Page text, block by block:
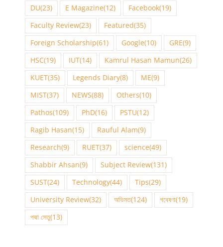
DU(23) E Magazine(12) Facebook(19)
Faculty Review(23) Featured(35)
Foreign Scholarship(61) Google(10) GRE(9)
HSC(19) IUT(14) Kamrul Hasan Mamun(26)
KUET(35) Legends Diary(8) ME(9)
MIST(37) NEWS(88) Others(10)
Pathos(109) PhD(16) PSTU(12)
Ragib Hasan(15) Rauful Alam(9)
Research(9) RUET(37) science(49)
Shabbir Ahsan(9) Subject Review(131)
SUST(24) Technology(44) Tips(29)
University Review(32) অভিমত(124) গবেষণা(19)
পদ্মা সেতু(13)